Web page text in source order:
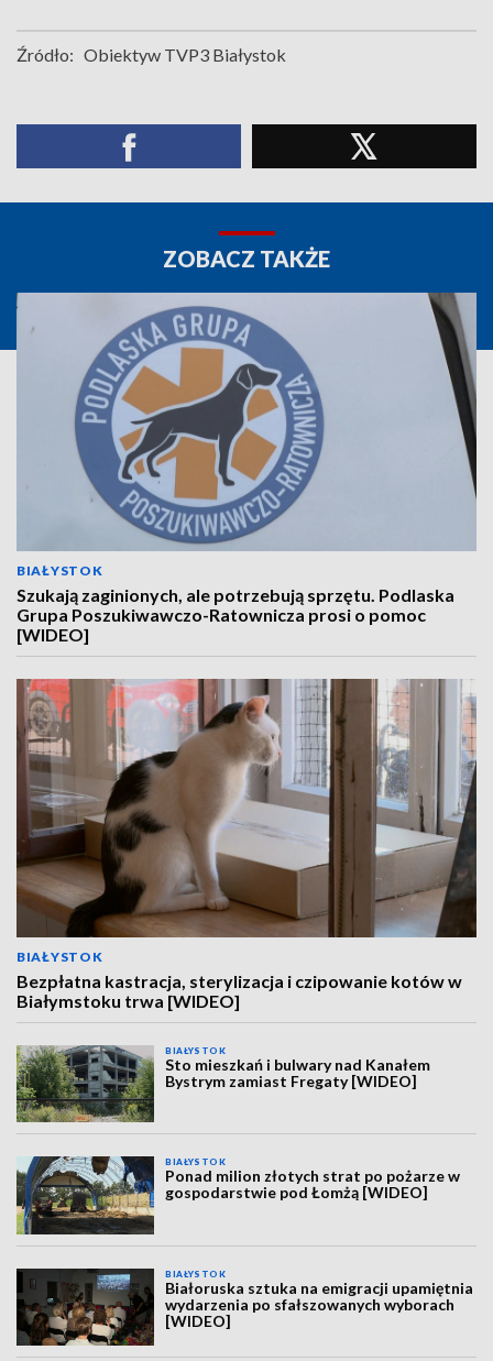
Źródło: Obiektyw TVP3 Białystok
ZOBACZ TAKŻE
BIAŁYSTOK
Szukają zaginionych, ale potrzebują sprzętu. Podlaska
Grupa Poszukiwawczo-Ratownicza prosi o pomoc
[WIDEO]
BIAŁYSTOK
Bezpłatna kastracja, sterylizacja i czipowanie kotów w
Białymstoku trwa [WIDEO]
BIAŁYSTOK
Sto mieszkań i bulwary nad Kanałem
Bystrym zamiast Fregaty [WIDEO]
BIAŁYSTOK
Ponad milion złotych strat po pożarze w
gospodarstwie pod Łomżą [WIDEO]
BIAŁYSTOK
Białoruska sztuka na emigracji upamiętnia
wydarzenia po sfałszowanych wyborach
[WIDEO]